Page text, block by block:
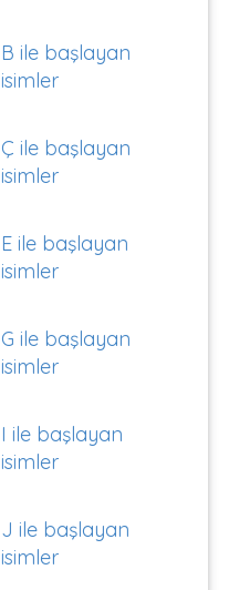
B ile başlayan
isimler
Ç ile başlayan
isimler
E ile başlayan
isimler
G ile başlayan
isimler
I ile başlayan
isimler
J ile başlayan
isimler